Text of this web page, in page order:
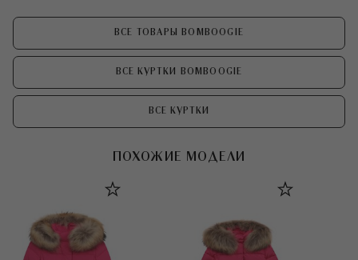
ВСЕ ТОВАРЫ BOMBOOGIE
ВСЕ КУРТКИ BOMBOOGIE
ВСЕ КУРТКИ
ПОХОЖИЕ МОДЕЛИ